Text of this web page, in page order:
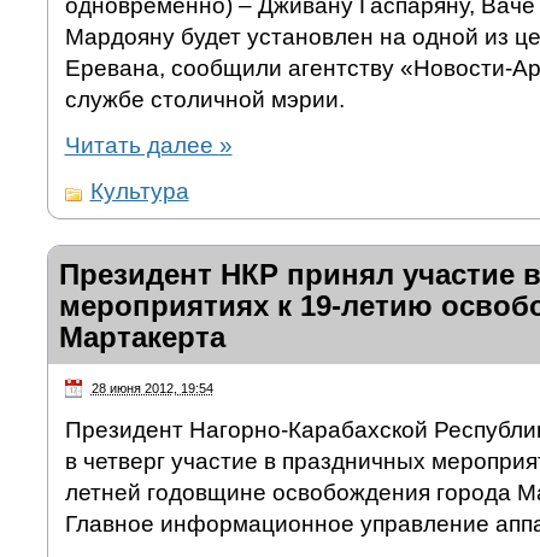
одновременно) – Дживану Гаспаряну,
Мардояну будет установлен на одной из
Еревана, сообщили агентству «Новости-
службе столичной мэрии.
Читать далее »
Культура
Президент НКР принял участие
мероприятиях к 19-летию
Мартакерта
28 июня 2012, 19:54
Президент Нагорно-Карабахской
в четверг участие в праздничных
летней годовщине освобождения города
Главное информационное управление